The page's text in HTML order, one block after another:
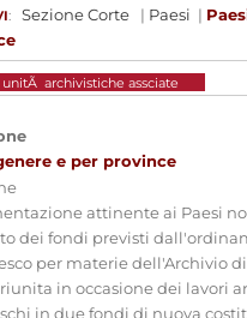
: Sezione Corte | Paesi |
unitÃ archivistiche assciate
e per province
attinente ai Paesi
dei fondi previsti
per materie dell'Archivio
in occasione dei lavori
in due fondi di nuova